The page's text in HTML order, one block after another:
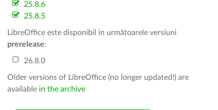
25.8.6
25.8.5
LibreOffice este disponibil în următoarele versiuni
prerelease:
26.8.0
Older versions of LibreOffice (no longer updated!) are
available in the archive